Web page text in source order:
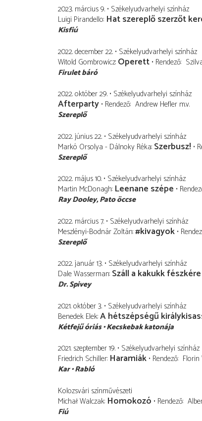
2023. március 9. Székelyudvarhelyi színház
Luigi Pirandello Hat szereplő szerzőt
Kisfiú
2022. december 22. Székelyudvarhelyi színház
Witold Gombrowicz Operett Rendező
Firulet báró
2022. október 29. Székelyudvarhelyi színház
Afterparty Rendező Andrew Hefler m.v.
Szereplő
2022. június 22. Székelyudvarhelyi színház
Markó Orsolya - Dálnoky Réka Szerbusz!
Szereplő
2022. május 10. Székelyudvarhelyi színház
Martin McDonagh Leenane szépe
Ray Dooley Pato öccse
2022. március 7. Székelyudvarhelyi színház
Meszlényi-Bodnár Zoltán #kivagyok
Szereplő
2022. január 13. Székelyudvarhelyi színház
Dale Wasserman Száll a kakukk fészkére
Dr. Spivey
2021. október 3. Székelyudvarhelyi színház
Benedek Elek A hétszépségű
Kétfejű óriás Kecskebak katonája
2021. szeptember 19. Székelyudvarhelyi színház
Friedrich Schiller Haramiák Rendező
Kar Rabló
Kolozsvári színművészeti
Michał Walczak Homokozó Rendező
Fiú